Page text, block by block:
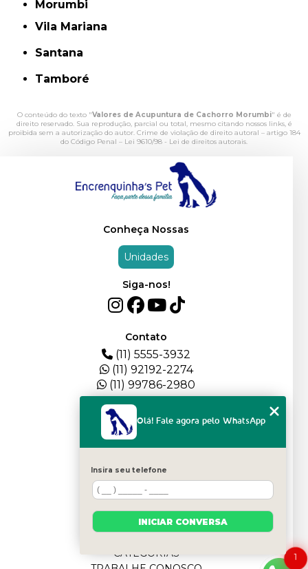
Morumbi
Vila Mariana
Santana
Tamboré
O conteúdo do texto "Valores de Acupuntura de Cachorro Morumbi" é de
direito reservado. Sua reprodução, parcial ou total, mesmo citando nossos links, é
proibida sem a autorização do autor. Crime de violação de direito autoral – artigo 184
do Código Penal – Lei 9610/98 - Lei de direitos autorais
Conheça Nossas
Unidades
Siga-nos!
Contato
(11) 5555-3932
(11) 92192-2274
(11) 99786-2980
QUEM SOMOS
PLANTEL
BLOG
SERVIÇOS
FILHOTES
CATEGORIAS
1
Olá! Fale agora pelo WhatsApp
Insira seu telefone
INICIAR CONVERSA